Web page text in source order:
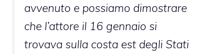
avvenuto e possiamo dimostrare
che l’attore il 16 gennaio si
trovava sulla costa est degli Stati